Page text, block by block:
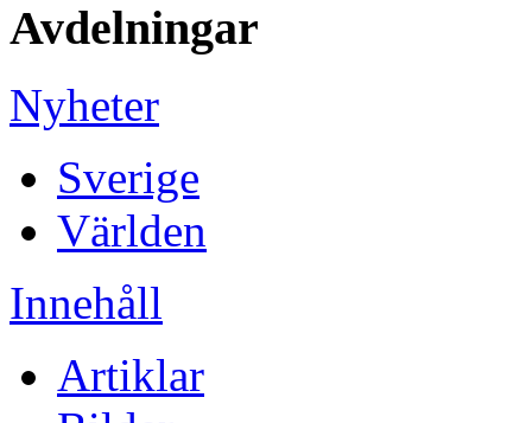
Avdelningar
Nyheter
Sverige
Världen
Innehåll
Artiklar